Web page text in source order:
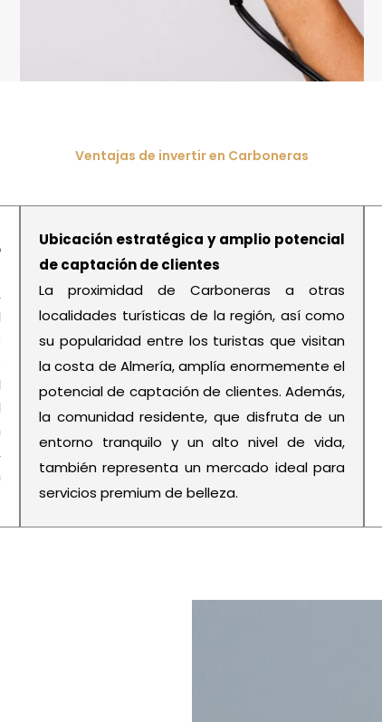
Ventajas de invertir en Carboneras
Ubicación estratégica y amplio potencial
de captación de clientes
La proximidad de Carboneras a otras
localidades turísticas de la región, así como
su popularidad entre los turistas que visitan
la costa de Almería, amplía enormemente el
potencial de captación de clientes. Además,
la comunidad residente, que disfruta de un
entorno tranquilo y un alto nivel de vida,
también representa un mercado ideal para
servicios premium de belleza.